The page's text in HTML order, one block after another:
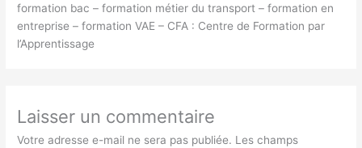
formation bac – formation métier du transport – formation en
entreprise – formation VAE – CFA : Centre de Formation par
l’Apprentissage
Laisser un commentaire
Votre adresse e-mail ne sera pas publiée. Les champs